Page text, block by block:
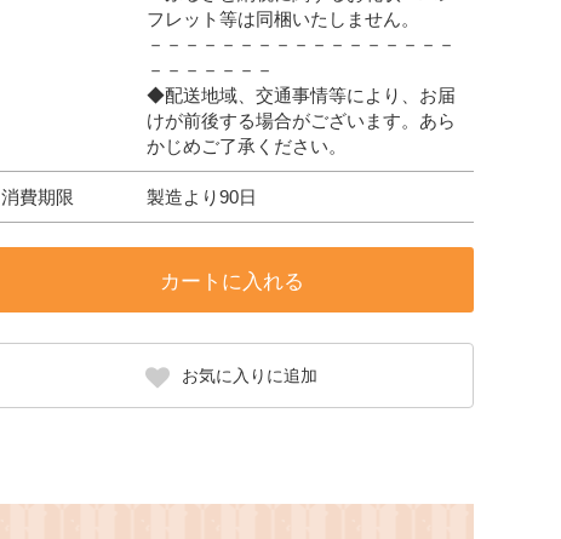
フレット等は同梱いたしません。
－－－－－－－－－－－－－－－－－
－－－－－－－
◆配送地域、交通事情等により、お届
けが前後する場合がございます。あら
かじめご了承ください。
消費期限 製造より90日
カートに入れる
お気に入りに追加